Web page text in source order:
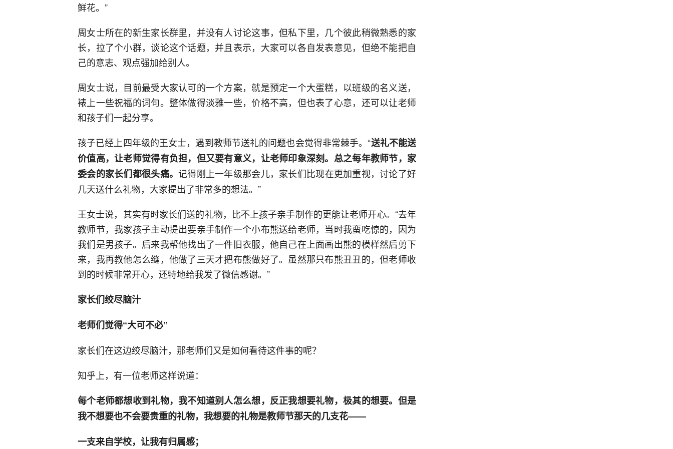
鲜花。”
周女士所在的新生家长群里，并没有人讨论这事，但私下里，几个彼此稍微熟悉的家
长，拉了个小群，谈论这个话题，并且表示，大家可以各自发表意见，但绝不能把自
己的意志、观点强加给别人。
周女士说，目前最受大家认可的一个方案，就是预定一个大蛋糕，以班级的名义送，
裱上一些祝福的词句。整体做得淡雅一些，价格不高，但也表了心意，还可以让老师
和孩子们一起分享。
孩子已经上四年级的王女士，遇到教师节送礼的问题也会觉得非常棘手。“送礼不能送
价值高，让老师觉得有负担，但又要有意义，让老师印象深刻。总之每年教师节，家
委会的家长们都很头痛。记得刚上一年级那会儿，家长们比现在更加重视，讨论了好
几天送什么礼物，大家提出了非常多的想法。”
王女士说，其实有时家长们送的礼物，比不上孩子亲手制作的更能让老师开心。“去年
教师节，我家孩子主动提出要亲手制作一个小布熊送给老师，当时我蛮吃惊的，因为
我们是男孩子。后来我帮他找出了一件旧衣服，他自己在上面画出熊的模样然后剪下
来，我再教他怎么缝，他做了三天才把布熊做好了。虽然那只布熊丑丑的，但老师收
到的时候非常开心，还特地给我发了微信感谢。”
家长们绞尽脑汁
老师们觉得“大可不必”
家长们在这边绞尽脑汁，那老师们又是如何看待这件事的呢？
知乎上，有一位老师这样说道：
每个老师都想收到礼物，我不知道别人怎么想，反正我想要礼物，极其的想要。但是
我不想要也不会要贵重的礼物，我想要的礼物是教师节那天的几支花——
一支来自学校，让我有归属感；